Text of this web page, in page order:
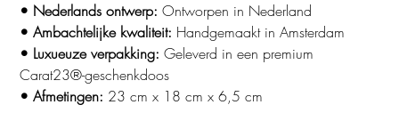
• Nederlands ontwerp:Ontworpen in Nederland
• Ambachtelijke kwaliteit: Handgemaakt in Amsterdam
• Luxueuze verpakking: Geleverd in een premium
Carat23®-geschenkdoos
• Afmetingen: 23 cm x 18 cm x 6,5 cm